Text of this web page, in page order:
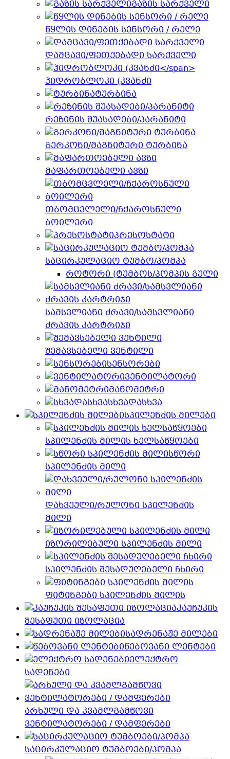
გაზის სარქველი
წყლის დინების სენსორი / რელე
დამცავი/ფეთქებადი სარქველი
ჰიდრობლოკი (კვანძი
ტურბინა
რეზინის შუასადები/პარანიტი
გერკონი/მაგნიტური ტურბინა
მაფართოებელი ავზი
თბომცვლელი/ჩქაროსნული
ბოილერი
პრესოსტატი
საცირკულაციო ტუმბო/პომპა
როტორი (ტუმბოს/პომპის გული
სამსვლიანი ძრავი/სამსვლიანი
ძრავის კარტრიჯი
შემავსებელი ვენტილი
სენსორები
ვენტილატორი
მანომეტრი
სხვადასხვა
სპილენძის მილები
სპილენძის მილის ხელსაწყოები
სწორი
სპილენძის მილი
დახვეული/რულონი სპილენძის
მილი
იზორილებული სპილენძის მილი
სპილენძის შესადუღებელი ჩხირი
ფიტინგები სპილენძის მილის
კაუჩუკის
შესაფუთი იზოლაცია
სადრენაჟე მილები
წებოვანი ლენტები
ელექტრო
სადენები
არხული და კვამლგამწოვი
ვენტილატორები / დამფერები
საცირკულაციო ტუმბოები/პომპა